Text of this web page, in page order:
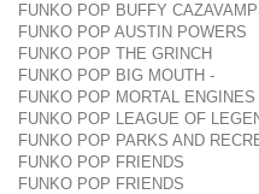
FUNKO POP BUFFY
FUNKO POP AUSTIN POWERS
FUNKO POP THE GRINCH
FUNKO POP BIG MOUTH -
FUNKO POP MORTAL ENGINES
FUNKO POP LEAGUE OF
FUNKO POP PARKS AND
FUNKO POP FRIENDS
FUNKO POP FRIENDS